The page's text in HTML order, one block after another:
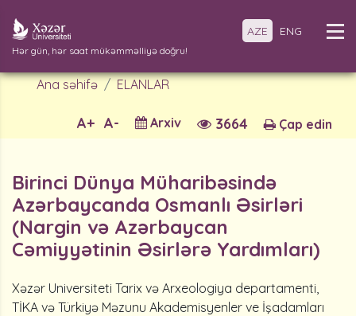
Hər gün, hər saat mükəmməlliyə doğru!
AZE ENG
Ana səhifə ELANLAR
Çap edin
3664
Arxiv
A-
A+
Birinci Dünya Müharibəsində
Azərbaycanda Osmanlı Əsirləri
(Nargin və Azərbaycan
Cəmiyyətinin Əsirlərə Yardımları)
Xəzər Universiteti Tarix və Arxeologiya departamenti,
TİKA və Türkiyə Məzunu Akademisyenler ve İşadamları